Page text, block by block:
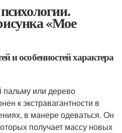
«Мое
и особенностей характера
или дерево
к экстравагантности в
в манере одеваться. Он
получает массу новых